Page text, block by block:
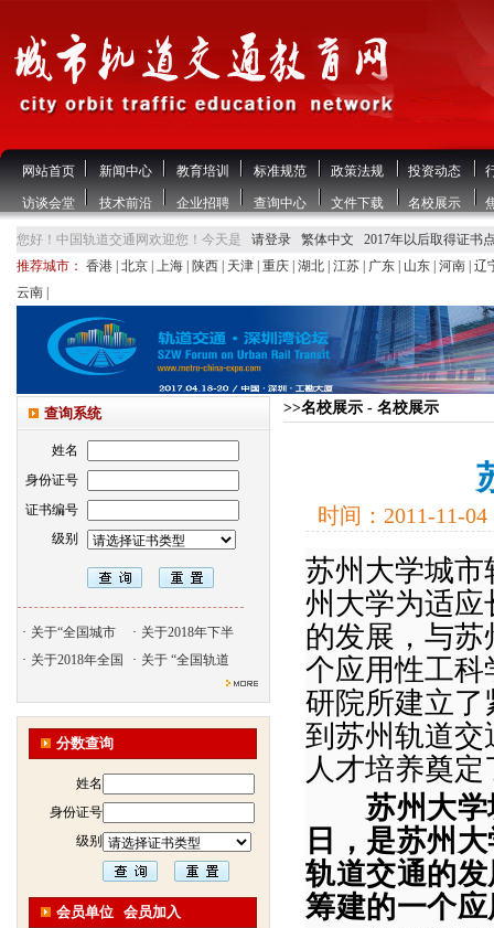
网站首页 新闻中心 教育培训 标准规范 政策法规 投资动态
访谈会堂 技术前沿 企业招聘 查询中心 文件下载 名校展示
您好！中国轨道交通网欢迎您！今天是 请登录 繁体中文
2017年以后取得证书
推荐城市： 香港 北京 上海 陕西 天津 重庆 湖北 江苏 广东 山东 河南 辽
云南
查询系统
姓名
身份证号
证书编号
级别
· 关于“全国城市 · 关于2018年下半
· 关于2018年全国 · 关于 “全国轨道
分数查询
姓名
身份证号
级别
会员单位 会员加入
北京天久智达教育咨询有限公
振威国际展览有限公司
西安三资职业学院
达诺巴特集团（中国）
欧姆龙自动化（中国）有限公
中铁隧道勘测设计院有限公司
克诺尔车辆设备（苏州）有限
深圳达实智能股份有限公司
>>名校展示 - 名校展示
时间： 2011-11-04
苏州大学城
州大学为适应
的发展，与
个应用性工
研院所建立
到 苏州轨道交
人才培养奠
苏州大学
日
，是苏州
轨道交通的
筹建的一个